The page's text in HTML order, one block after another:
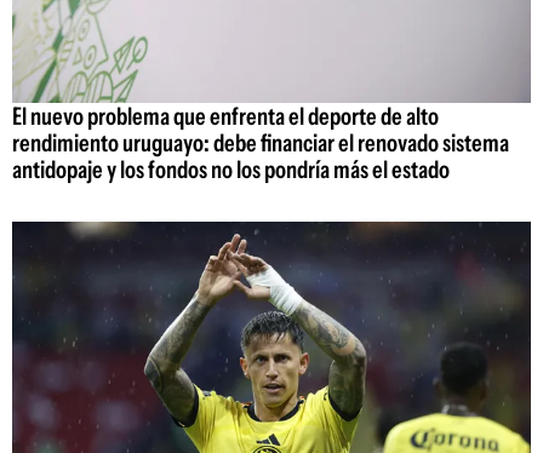
El nuevo problema que enfrenta el deporte de alto
rendimiento uruguayo: debe financiar el renovado sistema
antidopaje y los fondos no los pondría más el estado